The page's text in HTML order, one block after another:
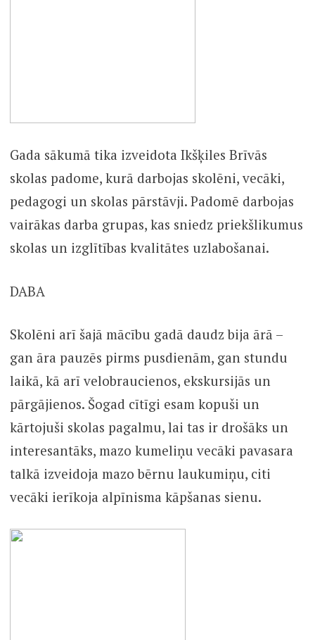
Gada sākumā tika izveidota Ikšķiles Brīvās
skolas padome, kurā darbojas skolēni, vecāki,
pedagogi un skolas pārstāvji. Padomē darbojas
vairākas darba grupas, kas sniedz priekšlikumus
skolas un izglītības kvalitātes uzlabošanai.
DABA
Skolēni arī šajā mācību gadā daudz bija ārā –
gan āra pauzēs pirms pusdienām, gan stundu
laikā, kā arī velobraucienos, ekskursijās un
pārgājienos. Šogad cītīgi esam kopuši un
kārtojuši skolas pagalmu, lai tas ir drošāks un
interesantāks, mazo kumeliņu vecāki pavasara
talkā izveidoja mazo bērnu laukumiņu, citi
vecāki ierīkoja alpīnisma kāpšanas sienu.